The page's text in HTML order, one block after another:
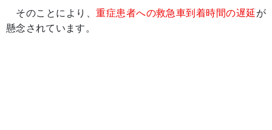
そのことにより、重症患者への救急車到着時間の遅延が
懸念されています。